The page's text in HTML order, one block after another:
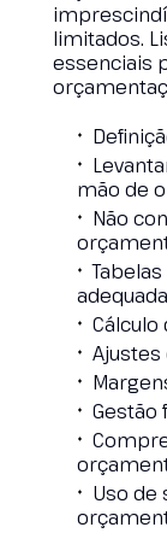
limitados.
essenciais
mão de
Não
Gestão
Uso de